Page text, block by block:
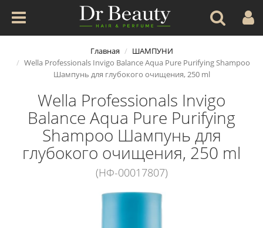
Главная
ШАМПУНИ
Wella Professionals Invigo Balance Aqua Pure Purifying Shampoo
Шампунь для глубокого очищения, 250 ml
Wella Professionals Invigo
Balance Aqua Pure Purifying
Shampoo Шампунь для
глубокого очищения, 250 ml
(НФ-00017807)